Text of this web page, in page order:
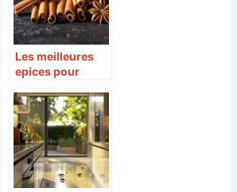
Les meilleures
epices pour
voyage gustatif
en bord de mer